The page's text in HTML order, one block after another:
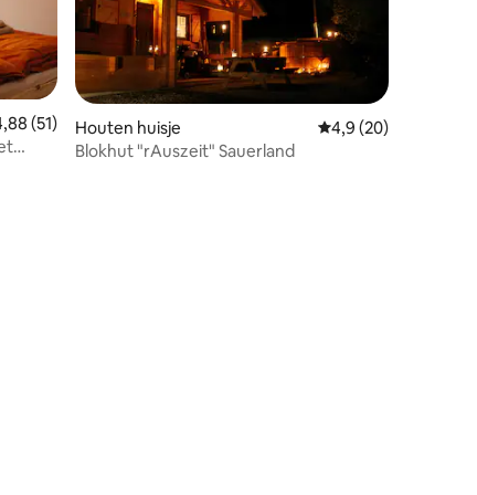
beoordeling van 4,88 op 5, 51 recensies
(51)
Houten huisje Gemiddelde
4,9 (20)
Blokhut "rAuszeit" Sauerland